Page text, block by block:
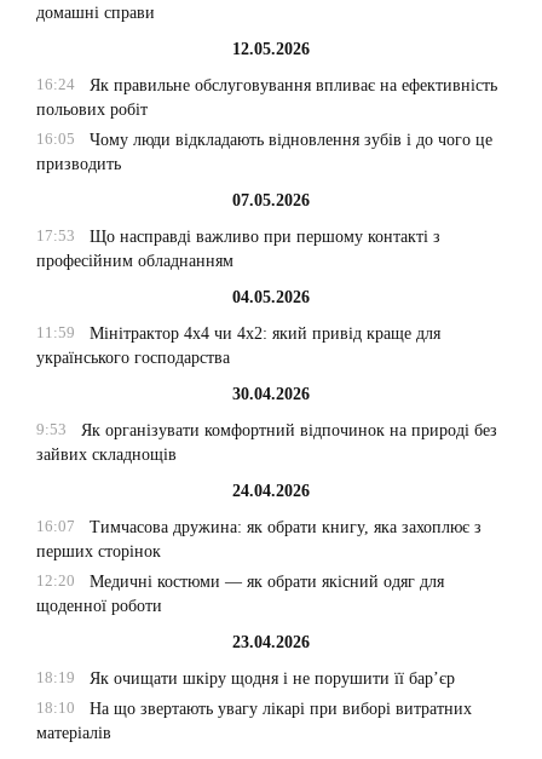
домашні справи
12.05.2026
16:24
Як правильне обслуговування впливає на ефективність
польових робіт
16:05
Чому люди відкладають відновлення зубів і до чого це
призводить
07.05.2026
17:53
Що насправді важливо при першому контакті з
професійним обладнанням
04.05.2026
11:59
Мінітрактор 4х4 чи 4х2: який привід краще для
українського господарства
30.04.2026
9:53
Як організувати комфортний відпочинок на природі без
зайвих складнощів
24.04.2026
16:07
Тимчасова дружина: як обрати книгу, яка захоплює з
перших сторінок
12:20
Медичні костюми — як обрати якісний одяг для
щоденної роботи
23.04.2026
18:19
Як очищати шкіру щодня і не порушити її бар’єр
18:10
На що звертають увагу лікарі при виборі витратних
матеріалів